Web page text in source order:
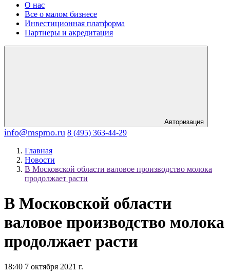
О нас
Все о малом бизнесе
Инвестиционная платформа
Партнеры и акредитация
Авторизация
info@mspmo.ru 8 (495) 363-44-29
Главная
Новости
В Московской области валовое производство молока
продолжает расти
В Московской области
валовое производство молока
продолжает расти
18:40 7 октября 2021 г.